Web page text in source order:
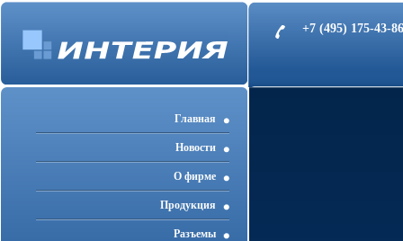
+7 (495) 175-43-
Главная
Новости
О фирме
Продукция
Разъемы